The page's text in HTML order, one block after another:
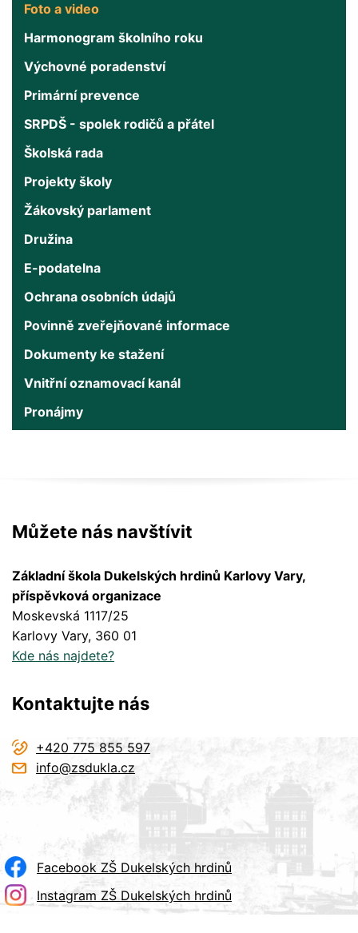
Foto a video
Harmonogram školního roku
Výchovné poradenství
Primární prevence
SRPDŠ - spolek rodičů a přátel
Školská rada
Projekty školy
Žákovský parlament
Družina
E-podatelna
Ochrana osobních údajů
Povinně zveřejňované informace
Dokumenty ke stažení
Vnitřní oznamovací kanál
Pronájmy
Můžete nás navštívit
Základní škola Dukelských hrdinů Karlovy Vary,
příspěvková organizace
Moskevská 1117/25
Karlovy Vary, 360 01
Kde nás najdete?
Kontaktujte nás
+420 775 855 597
info@zsdukla.cz
Facebook ZŠ Dukelských hrdinů
Instagram ZŠ Dukelských hrdinů